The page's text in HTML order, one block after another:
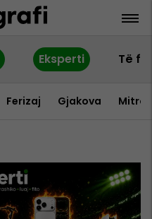
Eksperti Të
Ferizaj Gjakova